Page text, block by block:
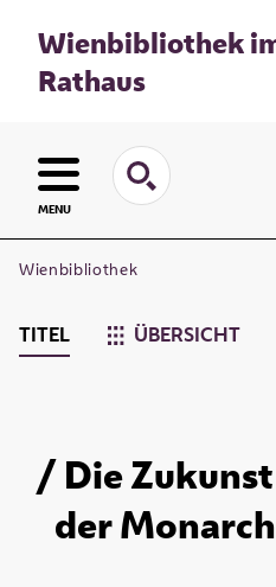
Wienbibliothek
Rathaus
MENU
Wienbibliothek
TITEL ÜBERSICHT
/ Die
der